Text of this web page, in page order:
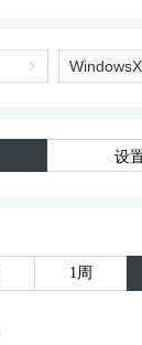
设
1周